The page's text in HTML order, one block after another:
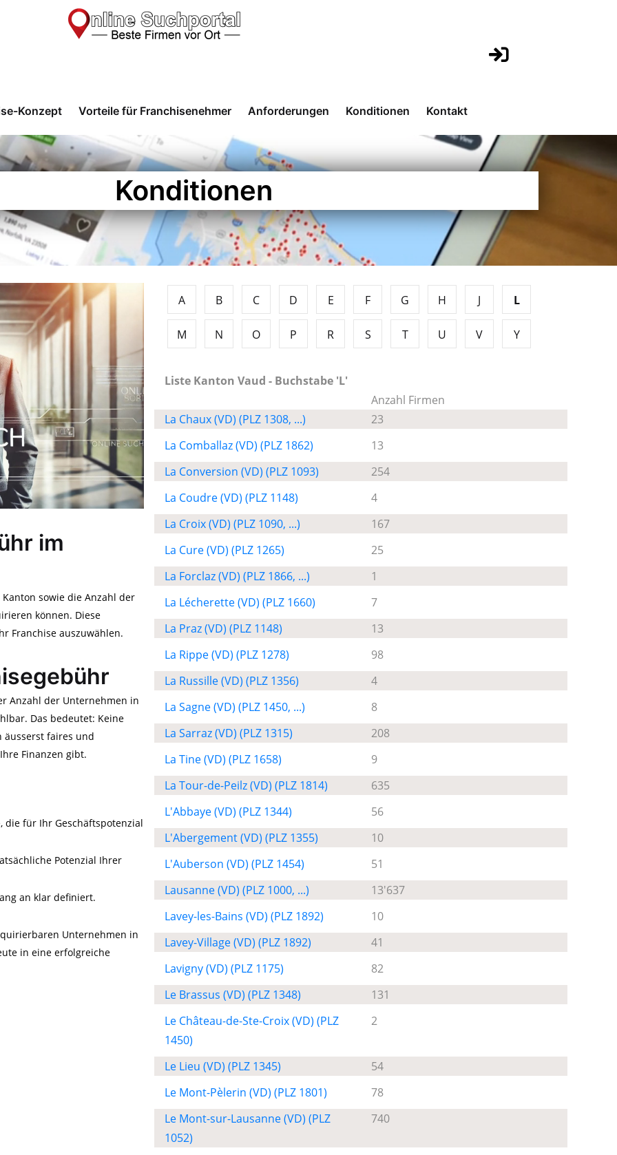
Konzept Vorteile für Franchisenehmer Anforderungen Konditionen Kontakt
Konditionen
im
sowie die Anzahl der
können. Diese
Franchise auszuwählen.
Anzahl der Unternehmen in
Das bedeutet: Keine
äusserst faires und
Finanzen gibt.
die für Ihr Geschäftspotenzial
Potenzial Ihrer
an klar definiert.
Unternehmen in
in eine erfolgreiche
A B C D E F G H J L
M N O P R S T U V Y
Liste Kanton Vaud - Buchstabe 'L'
Anzahl Firmen
La Chaux (VD) (PLZ 1308, ...)
23
La Comballaz (VD) (PLZ 1862)
13
La Conversion (VD) (PLZ 1093)
254
La Coudre (VD) (PLZ 1148)
4
La Croix (VD) (PLZ 1090, ...)
167
La Cure (VD) (PLZ 1265)
25
La Forclaz (VD) (PLZ 1866, ...)
1
La Lécherette (VD) (PLZ 1660)
7
La Praz (VD) (PLZ 1148)
13
La Rippe (VD) (PLZ 1278)
98
La Russille (VD) (PLZ 1356)
4
La Sagne (VD) (PLZ 1450, ...)
8
La Sarraz (VD) (PLZ 1315)
208
La Tine (VD) (PLZ 1658)
9
La Tour-de-Peilz (VD) (PLZ 1814)
635
L'Abbaye (VD) (PLZ 1344)
56
L'Abergement (VD) (PLZ 1355)
10
L'Auberson (VD) (PLZ 1454)
51
Lausanne (VD) (PLZ 1000, ...)
13'637
Lavey-les-Bains (VD) (PLZ 1892)
10
Lavey-Village (VD) (PLZ 1892)
41
Lavigny (VD) (PLZ 1175)
82
Le Brassus (VD) (PLZ 1348)
131
Le Château-de-Ste-Croix (VD) (PLZ
1450)
2
Le Lieu (VD) (PLZ 1345)
54
Le Mont-Pèlerin (VD) (PLZ 1801)
78
Le Mont-sur-Lausanne (VD) (PLZ
1052)
740